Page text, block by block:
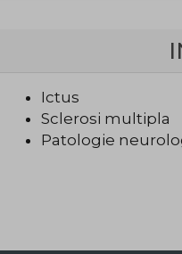
Ictus
Sclerosi multipla
Patologie